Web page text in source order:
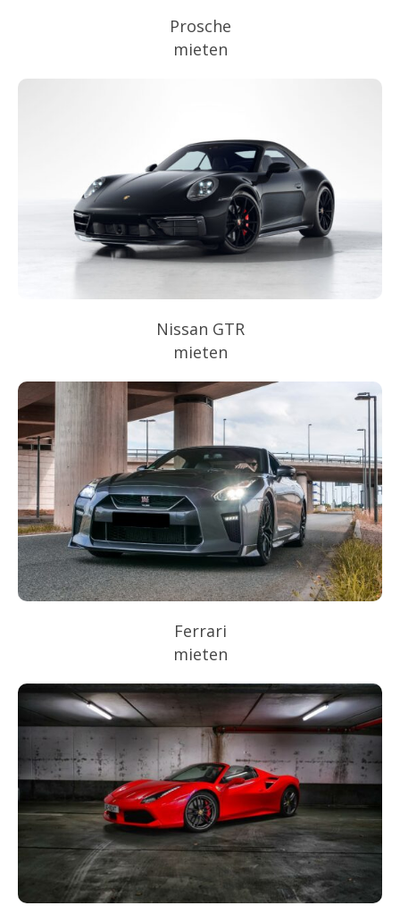
Prosche
mieten
Nissan GTR
mieten
Ferrari
mieten